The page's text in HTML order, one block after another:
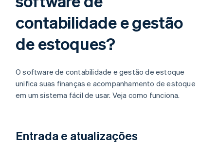
contabilidade e gestão
de estoques?
O software de contabilidade e gestão de estoque
unifica suas finanças e acompanhamento de estoque
em um sistema fácil de usar. Veja como funciona.
Entrada e atualizações